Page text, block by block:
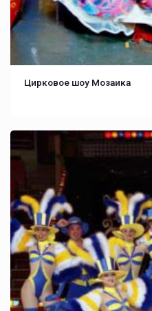
Цирковое шоу Мозаика